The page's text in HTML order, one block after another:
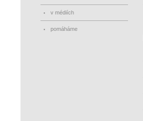
v médiích
pomáháme